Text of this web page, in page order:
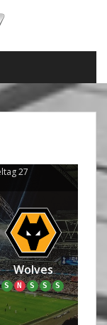
27
Wolves
S N S S S